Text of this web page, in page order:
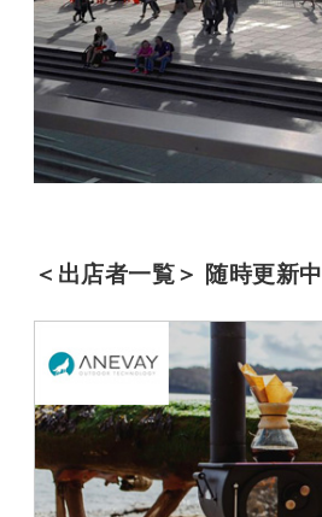
＜出店者一覧＞ 随時更新中